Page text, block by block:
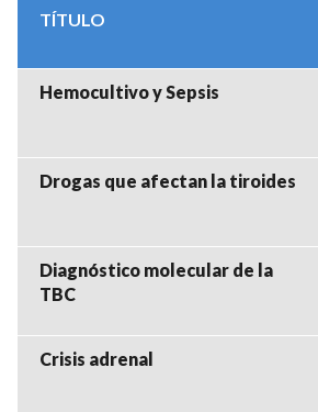
TÍTULO
Hemocultivo y Sepsis
Drogas que afectan la tiroides
Diagnóstico molecular de la
TBC
Crisis adrenal